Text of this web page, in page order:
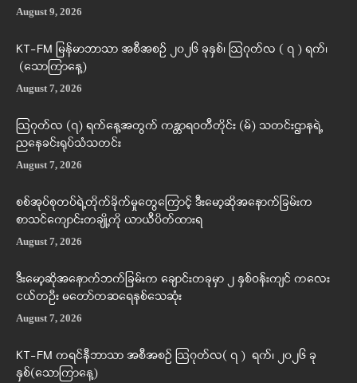
August 9, 2026
KT-FM မြန်မာဘာသာ အစီအစဉ် ၂၀၂၆ ခုနှစ်၊ ဩဂုတ်လ ( ၇ ) ရက်၊
(သောကြာနေ့)
August 7, 2026
ဩဂုတ်လ (၇) ရက်နေ့အတွက် ကန္တာရဝတီတိုင်း (မ်) သတင်းဌာနရဲ့
ညနေခင်းရုပ်သံသတင်း
August 7, 2026
စစ်အုပ်စုတပ်ရဲ့တိုက်ခိုက်မှုတွေကြောင့် ဒီးမော့ဆိုအနောက်ခြမ်းက
စာသင်ကျောင်းတချို့ကို ယာယီပိတ်ထားရ
August 7, 2026
ဒီးမော့ဆိုအနောက်ဘက်ခြမ်းက ချောင်းတခုမှာ ၂ နှစ်ဝန်းကျင် ကလေး
ငယ်တဦး မတော်တဆရေနစ်သေဆုံး
August 7, 2026
KT-FM ကရင်နီဘာသာ အစီအစဉ် ဩဂုတ်လ( ၇ ) ရက်၊ ၂၀၂၆ ခု
နှစ်(သောကြာနေ့)